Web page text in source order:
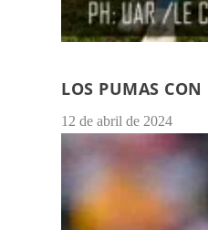
LOS PUMAS
12 de abril de 2024